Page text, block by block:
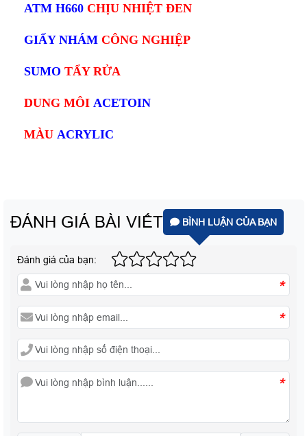
ATM H660 CHỊU NHIỆT ĐEN
GIẤY NHÁM CÔNG NGHIỆP
SUMO TẨY RỬA
DUNG MÔI ACETOIN
MÀU ACRYLIC
ĐÁNH GIÁ BÀI VIẾT BÌNH LUẬN CỦA BẠN
Đánh giá của bạn:
*
*
*